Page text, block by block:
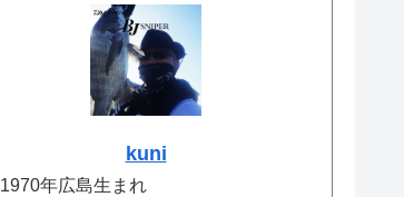
kuni
1970年広島生まれ